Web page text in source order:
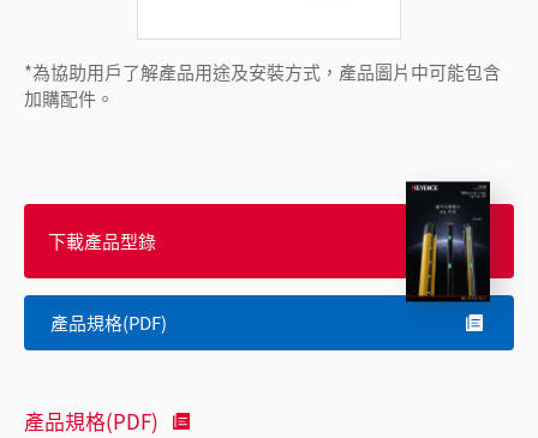
*為協助用戶了解產品用途及安裝方式，產品圖片中可能包含
加購配件。
下載產品型錄
產品規格(PDF)
產品規格(PDF)